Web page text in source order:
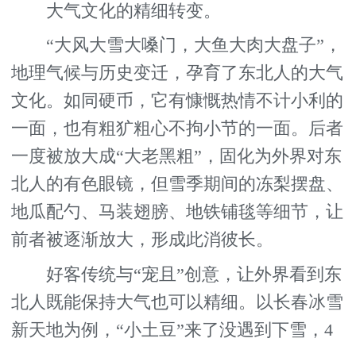
大气文化的精细转变。
“大风大雪大嗓门，大鱼大肉大盘子”，
地理气候与历史变迁，孕育了东北人的大气
文化。如同硬币，它有慷慨热情不计小利的
一面，也有粗犷粗心不拘小节的一面。后者
一度被放大成“大老黑粗”，固化为外界对东
北人的有色眼镜，但雪季期间的冻梨摆盘、
地瓜配勺、马装翅膀、地铁铺毯等细节，让
前者被逐渐放大，形成此消彼长。
好客传统与“宠且”创意，让外界看到东
北人既能保持大气也可以精细。以长春冰雪
新天地为例，“小土豆”来了没遇到下雪，4